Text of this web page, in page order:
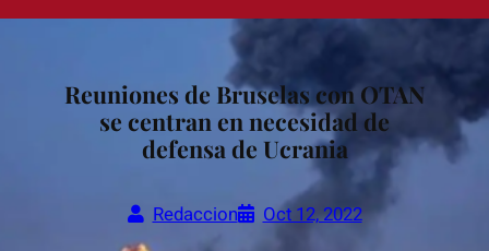
Reuniones de Bruselas con OTAN
se centran en necesidad de
defensa de Ucrania
Redaccion Oct 12, 2022